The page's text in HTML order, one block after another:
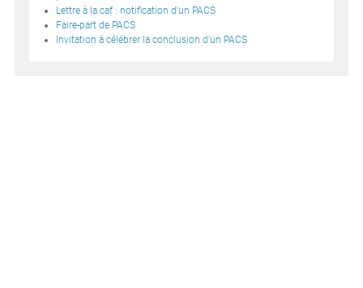
Lettre à la caf : notification d'un PACS
Faire-part de PACS
Invitation à célébrer la conclusion d'un PACS